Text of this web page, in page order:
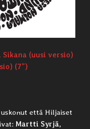
(uusi versio)
(7”)
että Hiljaiset
Martti Syrjä,